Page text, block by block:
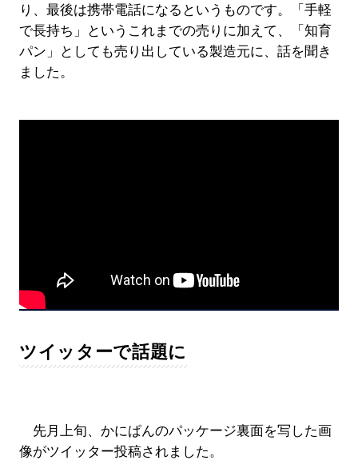
り、最後は携帯電話になるというものです。「手軽
で長持ち」というこれまでの売りに加えて、「知育
パン」としても売り出している製造元に、話を聞き
ました。
ツイッターで話題に
先月上旬、かにぱんのパッケージ裏面を写した画
像がツイッター投稿されました。